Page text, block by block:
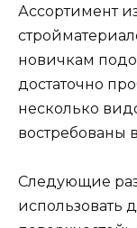
Ассортимент
новичкам
достаточно
несколько
востребованы
Следующие
использовать